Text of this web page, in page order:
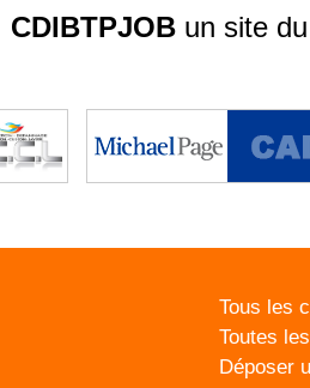
CDIBTPJOBun site
Tous les
Toutes
Déposer